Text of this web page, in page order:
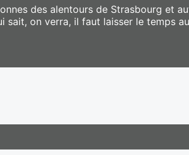
des alentours de Strasbourg et
sait, on verra, il faut laisser le temps